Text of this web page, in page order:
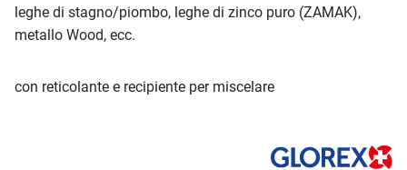
leghe di stagno/piombo, leghe di zinco puro (ZAMAK),
metallo Wood, ecc.
con reticolante e recipiente per miscelare